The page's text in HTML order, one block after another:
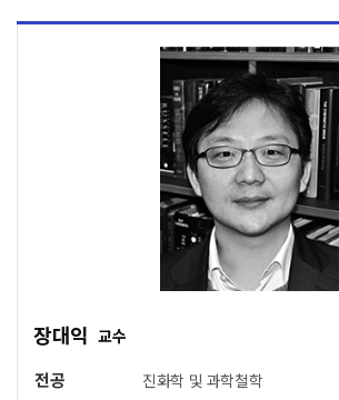
장대익 교수
전공 진화학 및 과학철학